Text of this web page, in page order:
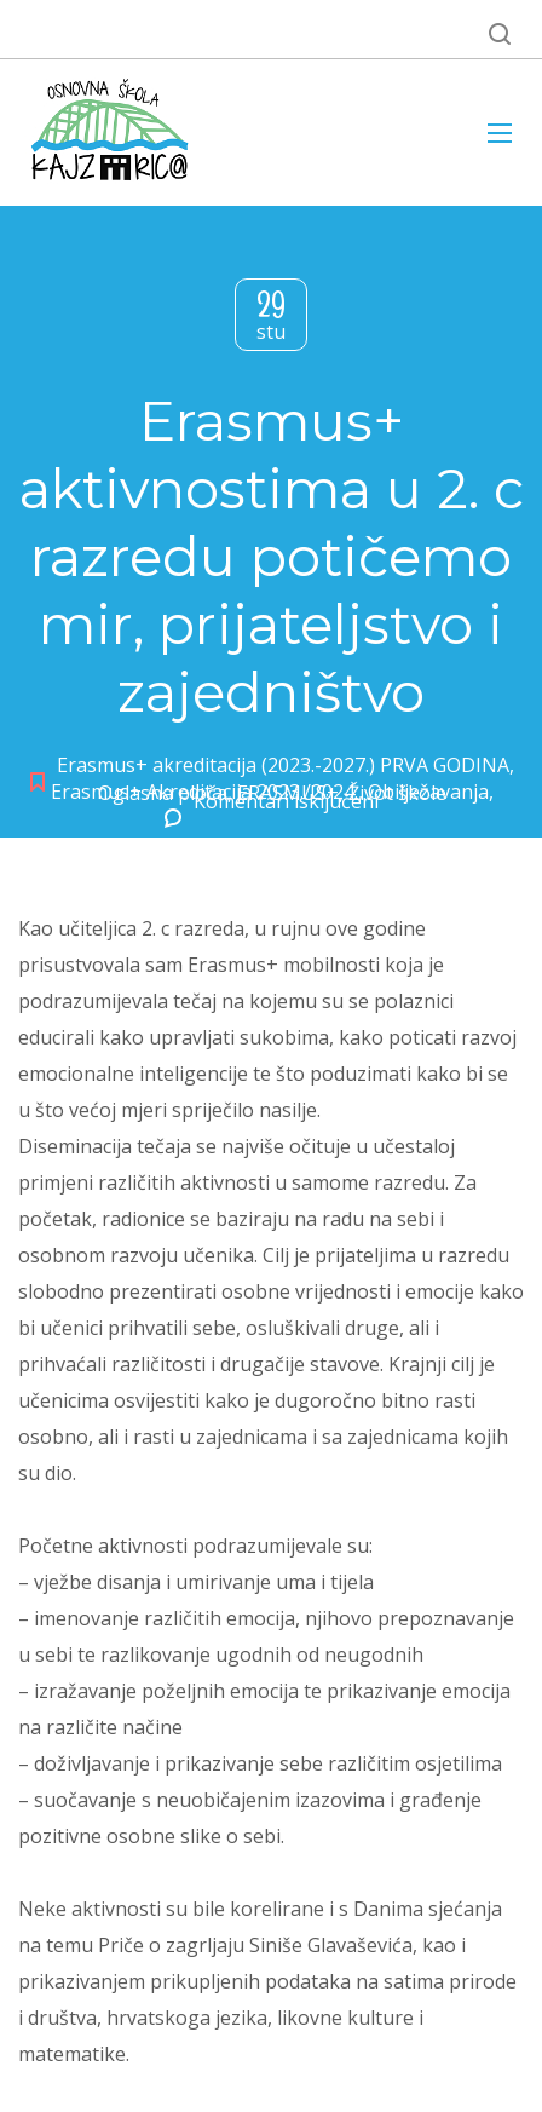
29
stu
Erasmus+
aktivnostima u 2. c
razredu potičemo
mir, prijateljstvo i
zajedništvo
Erasmus+ akreditacija (2023.-2027.) PRVA GODINA,
Erasmus+ Akreditacija 2023./2024.,Obilježavanja,
Oglasna ploča,ERASMUS+,Život škole
Komentari isključeni
Kao učiteljica 2. c razreda, u rujnu ove godine
prisustvovala sam Erasmus+ mobilnosti koja je
podrazumijevala tečaj na kojemu su se polaznici
educirali kako upravljati sukobima, kako poticati razvoj
emocionalne inteligencije te što poduzimati kako bi se
u što većoj mjeri spriječilo nasilje.
Diseminacija tečaja se najviše očituje u učestaloj
primjeni različitih aktivnosti u samome razredu. Za
početak, radionice se baziraju na radu na sebi i
osobnom razvoju učenika. Cilj je prijateljima u razredu
slobodno prezentirati osobne vrijednosti i emocije kako
bi učenici prihvatili sebe, osluškivali druge, ali i
prihvaćali različitosti i drugačije stavove. Krajnji cilj je
učenicima osvijestiti kako je dugoročno bitno rasti
osobno, ali i rasti u zajednicama i sa zajednicama kojih
su dio.
Početne aktivnosti podrazumijevale su:
– vježbe disanja i umirivanje uma i tijela
– imenovanje različitih emocija, njihovo prepoznavanje
u sebi te razlikovanje ugodnih od neugodnih
– izražavanje poželjnih emocija te prikazivanje emocija
na različite načine
– doživljavanje i prikazivanje sebe različitim osjetilima
– suočavanje s neuobičajenim izazovima i građenje
pozitivne osobne slike o sebi.
Neke aktivnosti su bile korelirane i s Danima sjećanja
na temu Priče o zagrljaju Siniše Glavaševića, kao i
prikazivanjem prikupljenih podataka na satima prirode
i društva, hrvatskoga jezika, likovne kulture i
matematike.